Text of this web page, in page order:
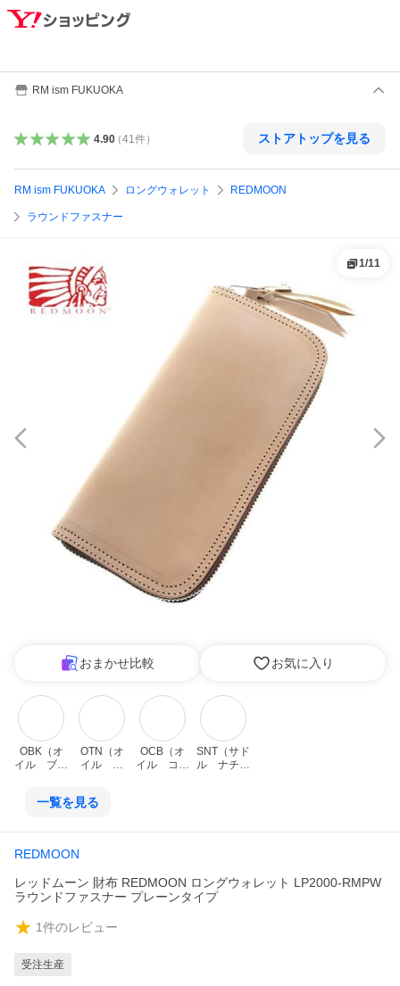
RM ism FUKUOKA
4.90（41件） ストアトップを見る
RM ism FUKUOKA ロングウォレット REDMOON
ラウンドファスナー
1/11
おまかせ比較 お気に入り
OBK（オ
イル　ブラ
OTN（オ
イル　タ
OCB（オ
イル　コー
SNT（サド
ル　ナチュ
一覧を見る
REDMOON
レッドムーン 財布 REDMOON ロングウォレット LP2000-RMPW
ラウンドファスナー プレーンタイプ
1件のレビュー
受注生産